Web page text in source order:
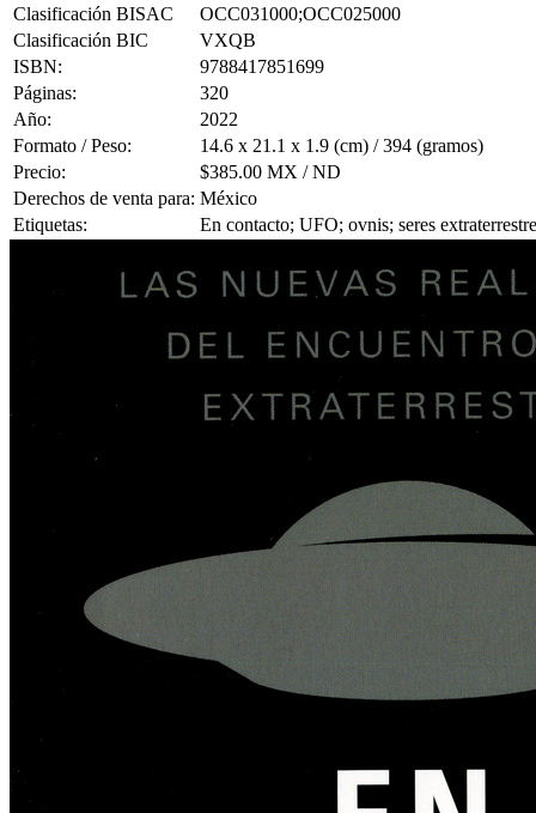
Clasificación BISAC
OCC031000;OCC025000
Clasificación BIC
VXQB
ISBN:
9788417851699
Páginas:
320
Año:
2022
Formato / Peso:
14.6 x 21.1 x 1.9 (cm) / 394 (gramos)
Precio:
$385.00 MX / ND
Derechos de venta para: México
Etiquetas:
En contacto; UFO; ovnis; seres